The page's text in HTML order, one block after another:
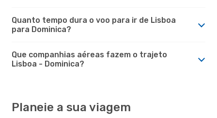
Quanto tempo dura o voo para ir de Lisboa
para Dominica?
Que companhias aéreas fazem o trajeto
Lisboa - Dominica?
Planeie a sua viagem